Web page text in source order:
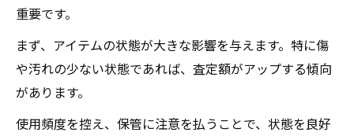
重要です。
まず、アイテムの状態が大きな影響を与えます。特に傷
や汚れの少ない状態であれば、査定額がアップする傾向
があります。
使用頻度を控え、保管に注意を払うことで、状態を良好